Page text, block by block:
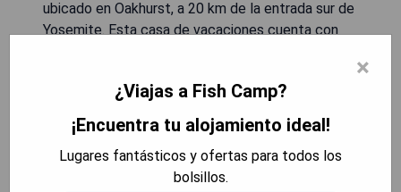
ubicado en Oakhurst, a 20 km de la entrada sur de
Yosemite. Esta casa de vacaciones cuenta con
amplia propiedad dispone de 3 habitaciones, TV,
cocina totalmente equipada con lavavajillas y
horno, lavadora y 2 baños con bañera. Los
huéspedes pueden disfrutar también de una
chimenea y jugar al billar o relajarse en el jardín. El
×
¿Viajas a Fish Camp?
¡Encuentra tu alojamiento ideal!
Lugares fantásticos y ofertas para todos los
bolsillos.